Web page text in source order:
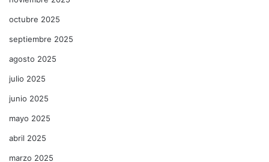
octubre 2025
septiembre 2025
agosto 2025
julio 2025
junio 2025
mayo 2025
abril 2025
marzo 2025